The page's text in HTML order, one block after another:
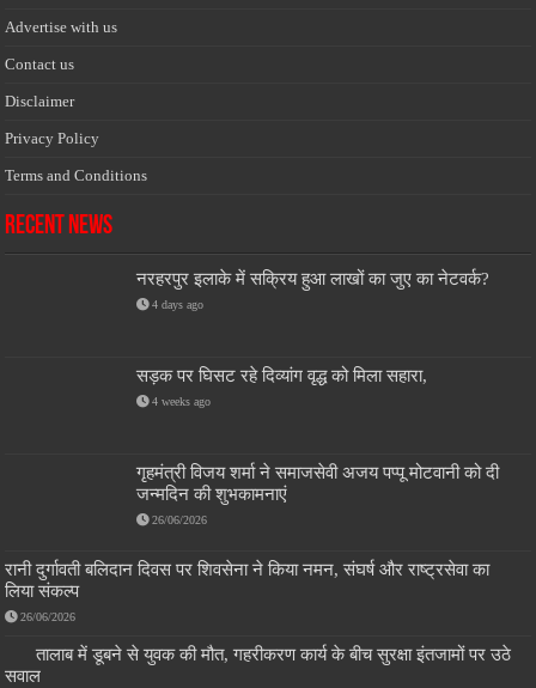
Advertise with us
Contact us
Disclaimer
Privacy Policy
Terms and Conditions
Recent News
नरहरपुर इलाके में सक्रिय हुआ लाखों का जुए का नेटवर्क?
4 days ago
सड़क पर घिसट रहे दिव्यांग वृद्ध को मिला सहारा,
4 weeks ago
गृहमंत्री विजय शर्मा ने समाजसेवी अजय पप्पू मोटवानी को दी
जन्मदिन की शुभकामनाएं
26/06/2026
रानी दुर्गावती बलिदान दिवस पर शिवसेना ने किया नमन, संघर्ष और राष्ट्रसेवा का
लिया संकल्प
26/06/2026
तालाब में डूबने से युवक की मौत, गहरीकरण कार्य के बीच सुरक्षा इंतजामों पर उठे
सवाल